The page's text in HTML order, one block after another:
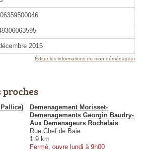
2015
Éditer les informations de mon déménageur
proches
Demenagement Morisset-
Demenagements Georgin Baudry-
Aux Demenageurs Rochelais
Rue Chef de Baie
1.9 km
Fermé, ouvre lundi à 9h00